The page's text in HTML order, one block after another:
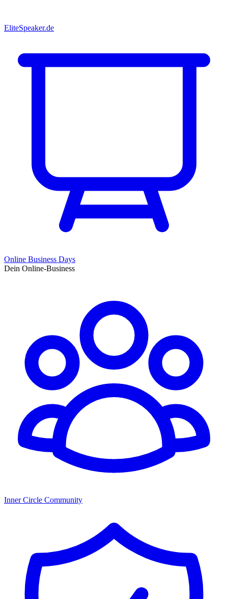
EliteSpeaker.de
Online Business Days
Dein Online-Business
Inner Circle Community